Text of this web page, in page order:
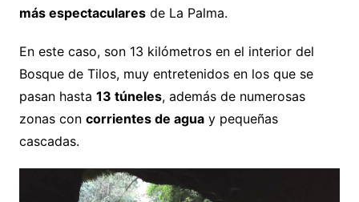
más espectacularesde La Palma.
En este caso, son 13 kilómetros en el interior del
Bosque de Tilos, muy entretenidos en los que se
pasan hasta 13 túneles, además de numerosas
zonas con corrientes de aguay pequeñas
cascadas.